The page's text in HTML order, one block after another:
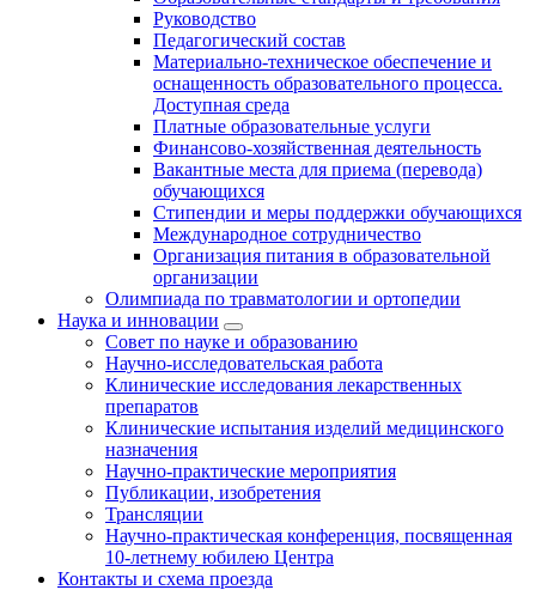
Руководство
Педагогический состав
Материально-техническое обеспечение и
оснащенность образовательного процесса.
Доступная среда
Платные образовательные услуги
Финансово-хозяйственная деятельность
Вакантные места для приема (перевода)
обучающихся
Стипендии и меры поддержки обучающихся
Международное сотрудничество
Организация питания в образовательной
организации
Олимпиада по травматологии и ортопедии
Наука и инновации
Совет по науке и образованию
Научно-исследовательская работа
Клинические исследования лекарственных
препаратов
Клинические испытания изделий медицинского
назначения
Научно-практические мероприятия
Публикации, изобретения
Трансляции
Научно-практическая конференция, посвященная
10-летнему юбилею Центра
Контакты и схема проезда